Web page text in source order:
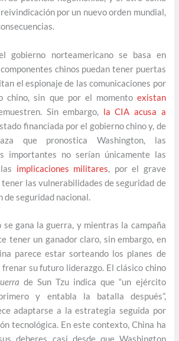
por un nuevo orden mundial,
gobierno norteamericano se basa en
chinos puedan tener puertas
el espionaje de las comunicaciones por
chino, sin que por el momento existan
Sin embargo, la CIA acusa a
financiada por el gobierno chino y, de
que pronostica Washington, las
importantes no serían únicamente las
implicaciones militares, por el grave
las vulnerabilidades de seguridad de
de seguridad nacional.
se gana la guerra, y mientras la campaña
tener un ganador claro, sin embargo, en
parece estar sorteando los planes de
frenar su futuro liderazgo. El clásico chino
de Sun Tzu indica que “un ejército
y entabla la batalla después”,
adaptarse a la estrategia seguida por
tecnológica. En este contexto, China ha